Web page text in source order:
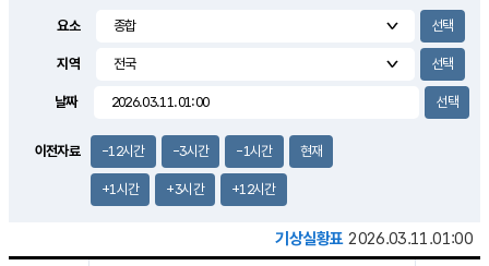
1.1m/s
요소
지역
날짜
이전자료 -12시간 -3시간 -1시간 현재
+1시간 +3시간 +12시간
기상실황표 2026.03.11.01:00